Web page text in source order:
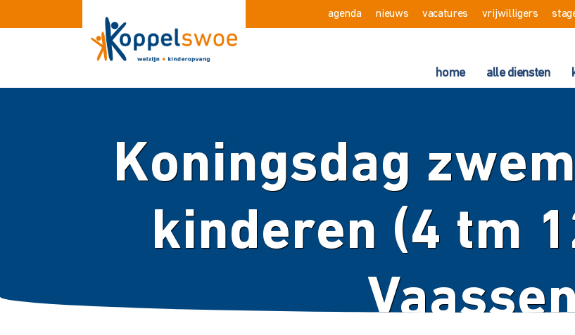
agenda nieuws vacatures vrijwilligers
home alle diensten
Koningsdag
kinderen (4 tm